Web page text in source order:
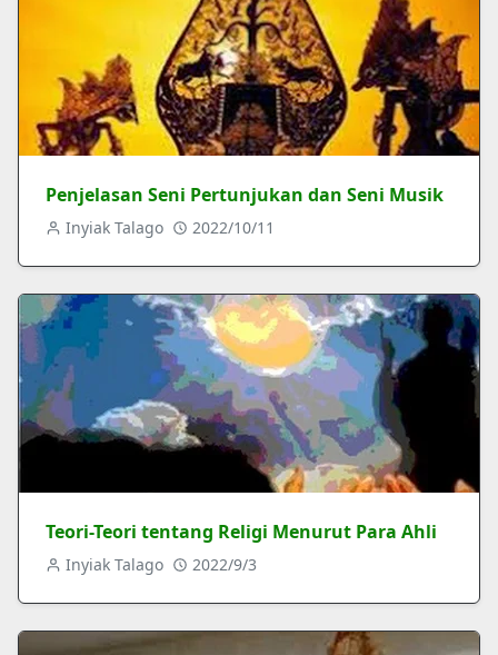
Penjelasan Seni Pertunjukan dan Seni Musik
Inyiak Talago 2022/10/11
Teori-Teori tentang Religi Menurut Para Ahli
Inyiak Talago 2022/9/3